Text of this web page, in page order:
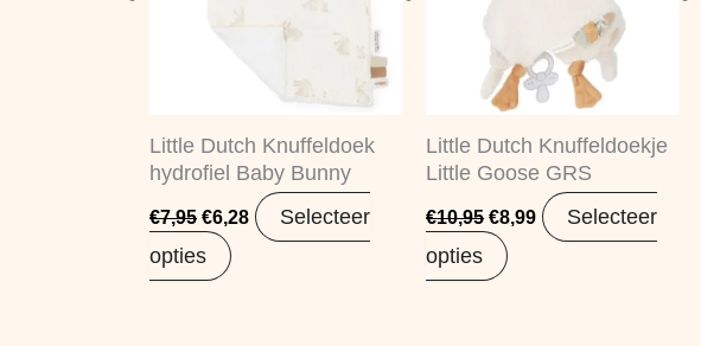
Little Dutch Knuffeldoek
hydrofiel Baby Bunny
€7,95 €6,28
Selecteer
opties
Little Dutch Knuffeldoekje
Little Goose GRS
€10,95 €8,99
Selecteer
opties